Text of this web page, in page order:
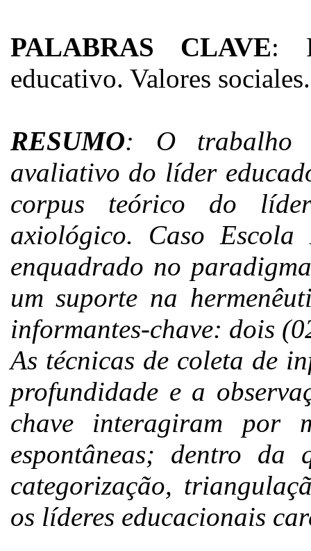
PALABRAS CLAVE:
educativo. Valores sociales.
RESUMO: O trabalho
avaliativo do líder
corpus teórico do
axiológico. Caso
enquadrado no
um suporte na
informantes-chave: dois
As técnicas de coleta de
profundidade e a
chave interagiram por
espontâneas; dentro
categorização,
os líderes educacionais